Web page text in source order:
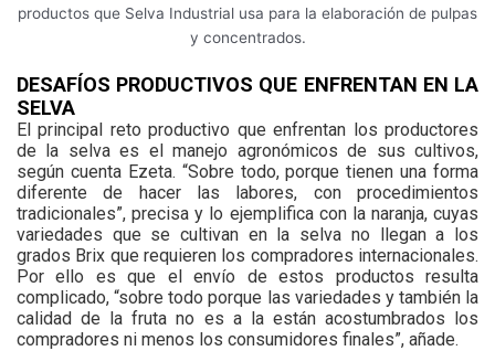
productos que Selva Industrial usa para la elaboración de pulpas
y concentrados.
DESAFÍOS PRODUCTIVOS QUE ENFRENTAN EN LA
SELVA
El principal reto productivo que enfrentan los productores
de la selva es el manejo agronómicos de sus cultivos,
según cuenta Ezeta. “Sobre todo, porque tienen una forma
diferente de hacer las labores, con procedimientos
tradicionales”, precisa y lo ejemplifica con la naranja, cuyas
variedades que se cultivan en la selva no llegan a los
grados Brix que requieren los compradores internacionales.
Por ello es que el envío de estos productos resulta
complicado, “sobre todo porque las variedades y también la
calidad de la fruta no es a la están acostumbrados los
compradores ni menos los consumidores finales”, añade.